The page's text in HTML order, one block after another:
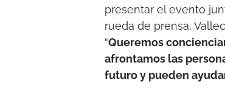
presentar el evento
rueda de prensa,
“Queremos
afrontamos las
futuro y pueden